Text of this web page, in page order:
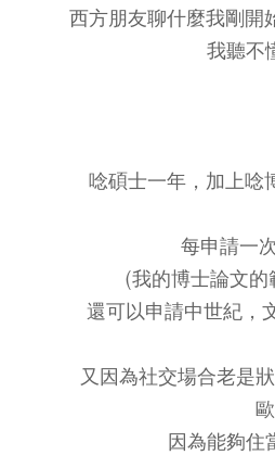
西方朋友聊什麼我剛開
我聽不
唸碩士一年，加上唸
每申請一
(我的博士論文的
還可以申請中世紀，
又因為社交場合老是
因為能夠住